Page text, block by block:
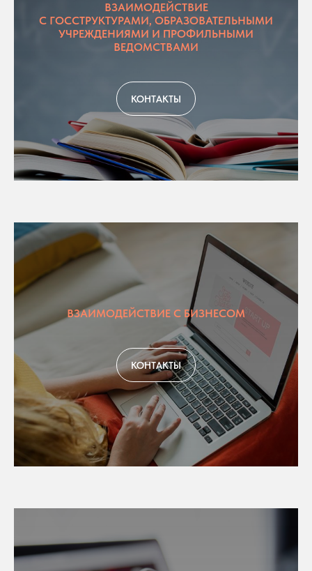
ВЗАИМОДЕЙСТВИЕ
С ГОССТРУКТУРАМИ, ОБРАЗОВАТЕЛЬНЫМИ
УЧРЕЖДЕНИЯМИ И ПРОФИЛЬНЫМИ
ВЕДОМСТВАМИ
КОНТАКТЫ
ВЗАИМОДЕЙСТВИЕ С БИЗНЕСОМ
КОНТАКТЫ